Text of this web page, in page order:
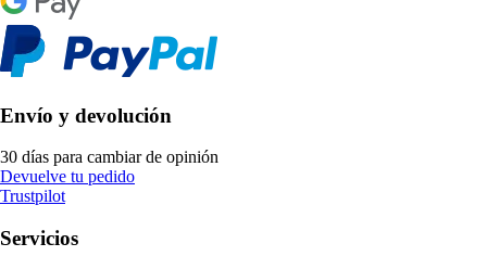
Envío y devolución
30 días para cambiar de opinión
Devuelve tu pedido
Trustpilot
Servicios